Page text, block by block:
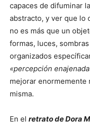
capaces de difuminar
abstracto, y ver que lo
no es más que un
formas, luces,
organizados
«percepción
mejorar
misma.
En el retrato de Dora